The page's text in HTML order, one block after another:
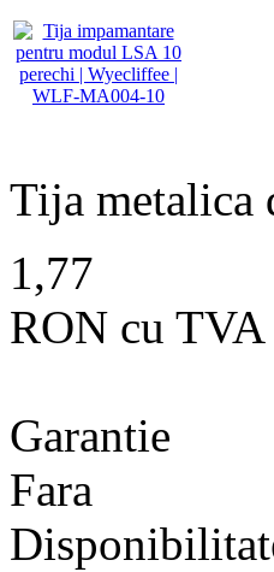
Tija metalica
1,77
RON cu TVA
Garantie
Fara